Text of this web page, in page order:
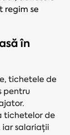
regim se
în
tichetele de
pentru
tichetelor de
salariații